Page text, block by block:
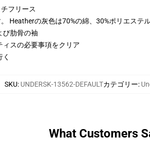
フリース
Heatherの灰色は70%の綿、30%ポリエス
び肋骨の袖
スの必要事項をクリア
SKU: UNDERSK-13562-DEFAULTカテゴリー:
What Customers